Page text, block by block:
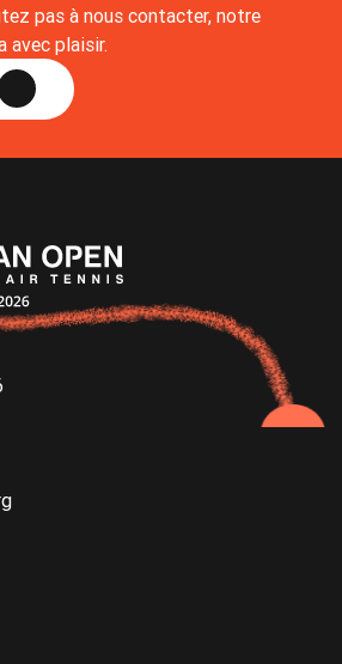
pas à nous contacter, notre
avec plaisir.